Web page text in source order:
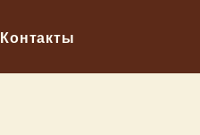
Контакты